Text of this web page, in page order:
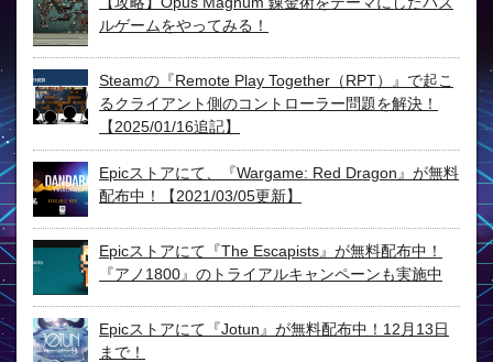
ルゲームをやってみる！
Steamの『Remote Play Together（RPT）』で起こ
るクライアント側のコントローラー問題を解決！
【2025/01/16追記】
Epicストアにて、『Wargame: Red Dragon』が無料
配布中！【2021/03/05更新】
Epicストアにて『The Escapists』が無料配布中！
『アノ1800』のトライアルキャンペーンも実施中
Epicストアにて『Jotun』が無料配布中！12月13日
まで！